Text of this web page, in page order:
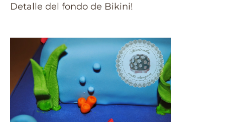
Detalle del fondo de Bikini!